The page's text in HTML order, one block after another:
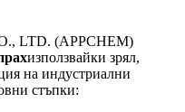
LTD. (APPCHEM)
използвайки зрял,
на индустриални
стъпки: